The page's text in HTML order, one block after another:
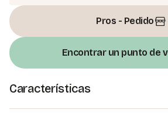
Pros - Pedido
Encontrar un punto de
Características